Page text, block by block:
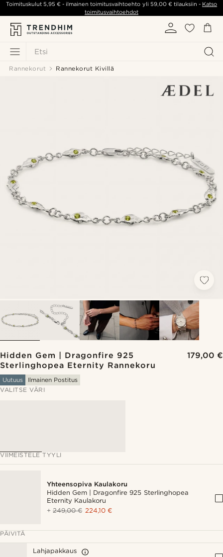
Etsi
Toimituskulut5,95 € - ilmainen toimitusvaihtoehto yli 59,00 €tilauksiin - Katso
toimitusvaihtoehdot
Rannekorut Rannekorut Kivillä
Hidden Gem | Dragonfire 925
Sterlinghopea Eternity Rannekoru
179,00 €
Uutuus
Ilmainen Postitus
VALITSE VÄRI
VIIMEISTELE TYYLI
Yhteensopiva Kaulakoru
Hidden Gem | Dragonfire 925 Sterlinghopea
Eternity Kaulakoru
+249,00 € 224,10 €
PÄIVITÄ
Lahjapakkaus